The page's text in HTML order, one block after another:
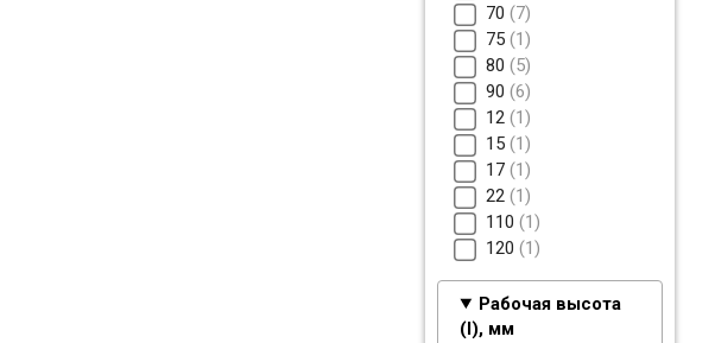
70 7
75 1
80 5
90 6
12 1
15 1
17 1
22 1
110 1
120 1
Рабочая высота
(I), мм